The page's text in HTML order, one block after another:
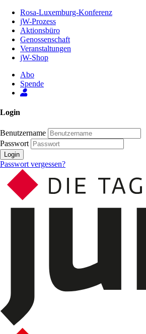
Inhalt
Seite
Rosa-Luxemburg-Konferenz
jW-Prozess
Aktionsbüro
Genossenschaft
Veranstaltungen
jW-Shop
Abo
Spende
Login
Benutzername
Passwort
Login
Passwort vergessen?